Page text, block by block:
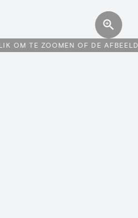
OM TE ZOOMEN OF DE